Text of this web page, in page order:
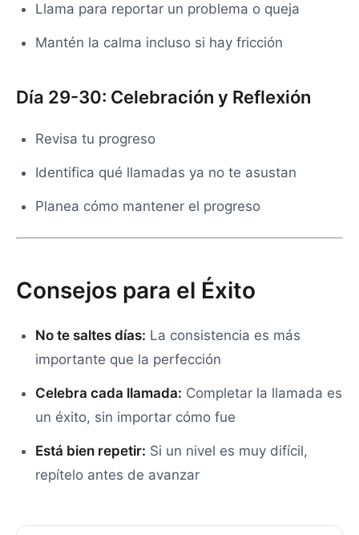
Llama para reportar un problema o queja
Mantén la calma incluso si hay fricción
Día 29-30: Celebración y Reflexión
Revisa tu progreso
Identifica qué llamadas ya no te asustan
Planea cómo mantener el progreso
Consejos para el Éxito
No te saltes días: La consistencia es más
importante que la perfección
Celebra cada llamada: Completar la llamada es
un éxito, sin importar cómo fue
Está bien repetir: Si un nivel es muy difícil,
repítelo antes de avanzar